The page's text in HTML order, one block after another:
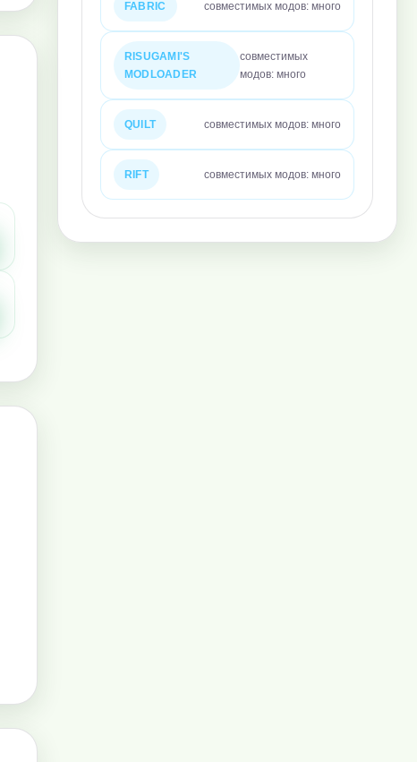
FABRIC совместимых модов: много
RISUGAMI'S
MODLOADER
совместимых
модов: много
QUILT совместимых модов: много
RIFT совместимых модов: много